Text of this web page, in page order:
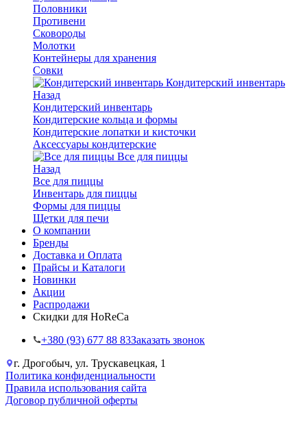
Половники
Противени
Сковороды
Молотки
Контейнеры для хранения
Совки
Кондитерский инвентарь
Назад
Кондитерский инвентарь
Кондитерские кольца и формы
Кондитерские лопатки и кисточки
Аксессуары кондитерские
Все для пиццы
Назад
Все для пиццы
Инвентарь для пиццы
Формы для пиццы
Щетки для печи
О компании
Бренды
Доставка и Оплата
Прайсы и Каталоги
Новинки
Акции
Распродажи
Скидки для HoReCa
+38‎0 (93) 677 88 83Заказать звонок
г. Дрогобыч, ул. Трускавецкая, 1
Политика конфиденциальности
Правила использования сайта
Договор публичной оферты